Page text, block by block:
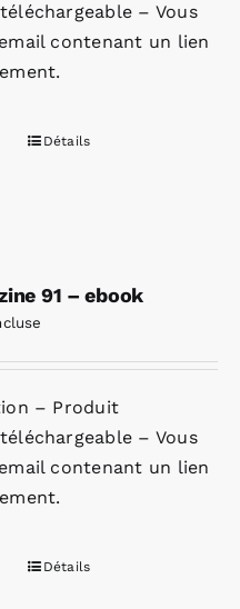
– Vous
contenant un lien
Détails
91 – ebook
– Produit
– Vous
contenant un lien
Détails